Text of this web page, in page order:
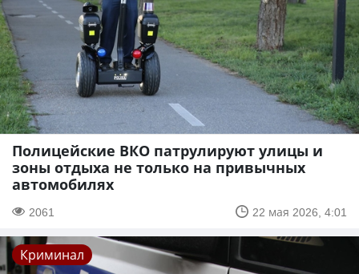
Полицейские ВКО патрулируют улицы и
зоны отдыха не только на привычных
автомобилях
2061 22 мая 2026, 4:01
Криминал